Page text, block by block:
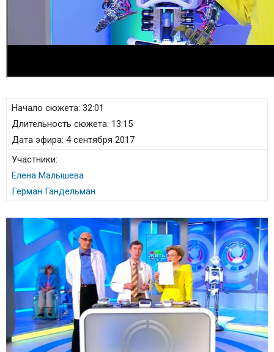
Начало сюжета: 32:01
Длительность сюжета: 13:15
Дата эфира: 4 сентября 2017
Участники:
Елена Малышева
Герман Гандельман